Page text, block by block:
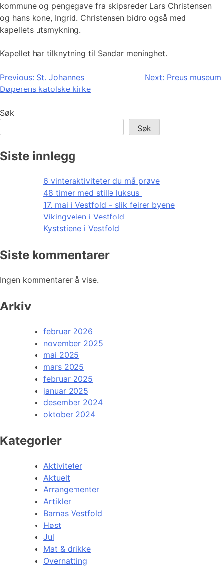
kommune og pengegave fra skipsreder Lars Christensen
og hans kone, Ingrid. Christensen bidro også med
kapellets utsmykning.
Kapellet har tilknytning til Sandar meninghet.
Innleggsnavigasjon
Previous: St. Johannes
Døperens katolske kirke
Next: Preus museum
Søk
Søk
Siste innlegg
6 vinteraktiviteter du må prøve
48 timer med stille luksus
17. mai i Vestfold – slik feirer byene
Vikingveien i Vestfold
Kyststiene i Vestfold
Siste kommentarer
Ingen kommentarer å vise.
Arkiv
februar 2026
november 2025
mai 2025
mars 2025
februar 2025
januar 2025
desember 2024
oktober 2024
Kategorier
Aktiviteter
Aktuelt
Arrangementer
Artikler
Barnas Vestfold
Høst
Jul
Mat & drikke
Overnatting